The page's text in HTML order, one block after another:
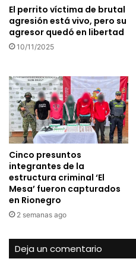
El perrito víctima de brutal
agresión está vivo, pero su
agresor quedó en libertad
10/11/2025
Cinco presuntos
integrantes de la
estructura criminal ‘El
Mesa’ fueron capturados
en Rionegro
2 semanas ago
Deja un comentario